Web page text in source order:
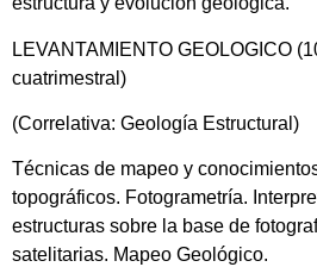
LEVANTAMIENTO GEOLOGICO
cuatrimestral)
(Correlativa: Geología Estructural)
Técnicas de mapeo y
topográficos. Fotogrametría.
estructuras sobre la base de
satelitarias. Mapeo Geológico.